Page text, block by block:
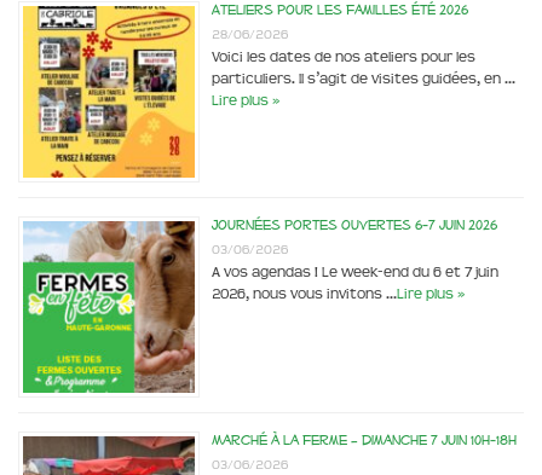
Ateliers pour les familles été 2026
28/06/2026
Voici les dates de nos ateliers pour les
particuliers. Il s’agit de visites guidées, en …
Lire plus »
Journées portes ouvertes 6-7 juin 2026
03/06/2026
A vos agendas ! Le week-end du 6 et 7 juin
2026, nous vous invitons …Lire plus »
Marché à la ferme – dimanche 7 juin 10h-18h
03/06/2026